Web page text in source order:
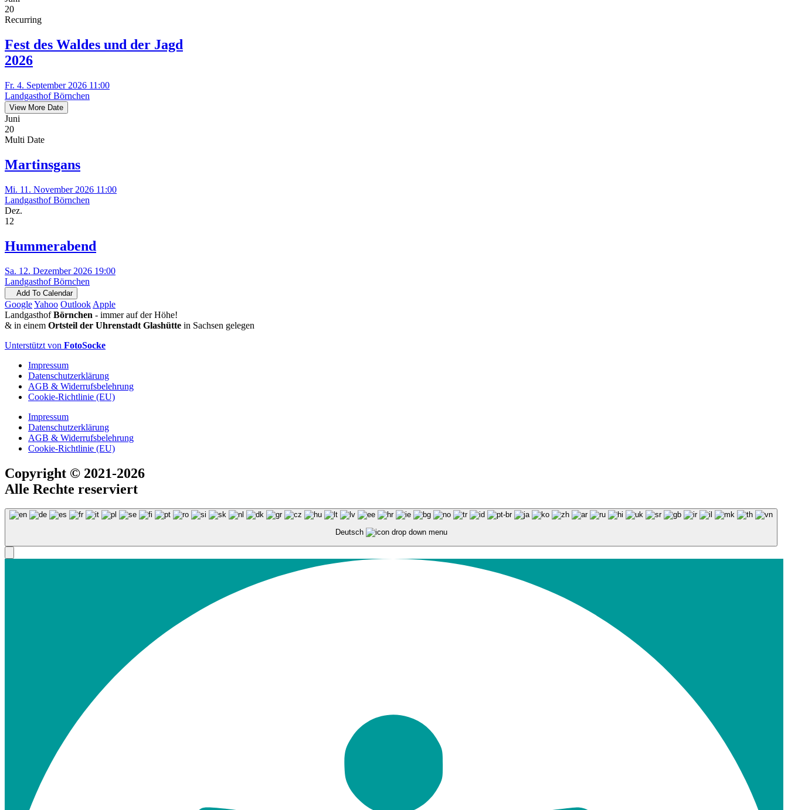
20
Recurring
Fest des Waldes und der Jagd
2026
Fr. 4. September 2026 11:00
Landgasthof Börnchen
View More Date
Juni
20
Multi Date
Martinsgans
Mi. 11. November 2026 11:00
Landgasthof Börnchen
Dez.
12
Hummerabend
Sa. 12. Dezember 2026 19:00
Landgasthof Börnchen
Add To Calendar
GoogleYahoo Outlook Apple
LandgasthofBörnchen - immer auf der Höhe!
& in einem Ortsteil der Uhrenstadt Glashütte in Sachsen gelegen
Unterstützt von FotoSocke
Impressum
Datenschutzerklärung
AGB & Widerrufsbelehrung
Cookie-Richtlinie (EU)
Impressum
Datenschutzerklärung
AGB & Widerrufsbelehrung
Cookie-Richtlinie (EU)
Copyright © 2021-2026
Alle Rechte reserviert
Deutsch